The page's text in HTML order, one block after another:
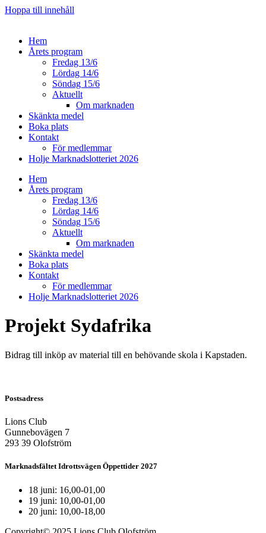
Hoppa till innehåll
Hem
Årets program
Fredag 13/6
Lördag 14/6
Söndag 15/6
Aktuellt
Om marknaden
Skänkta medel
Boka plats
Kontakt
För medlemmar
Holje Marknadslotteriet 2026
Hem
Årets program
Fredag 13/6
Lördag 14/6
Söndag 15/6
Aktuellt
Om marknaden
Skänkta medel
Boka plats
Kontakt
För medlemmar
Holje Marknadslotteriet 2026
Projekt Sydafrika
Bidrag till inköp av material till en behövande skola i Kapstaden.
Postsadress
Lions Club
Gunnebovägen 7
293 39 Olofström
Marknadsfältet Idrottsvägen Öppettider 2027
18 juni: 16,00-01,00
19 juni: 10,00-01,00
20 juni: 10,00-18,00